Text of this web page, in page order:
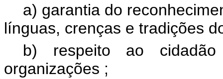
a) garantia do
línguas, crenças e tradições
b) respeito ao
organizações ;